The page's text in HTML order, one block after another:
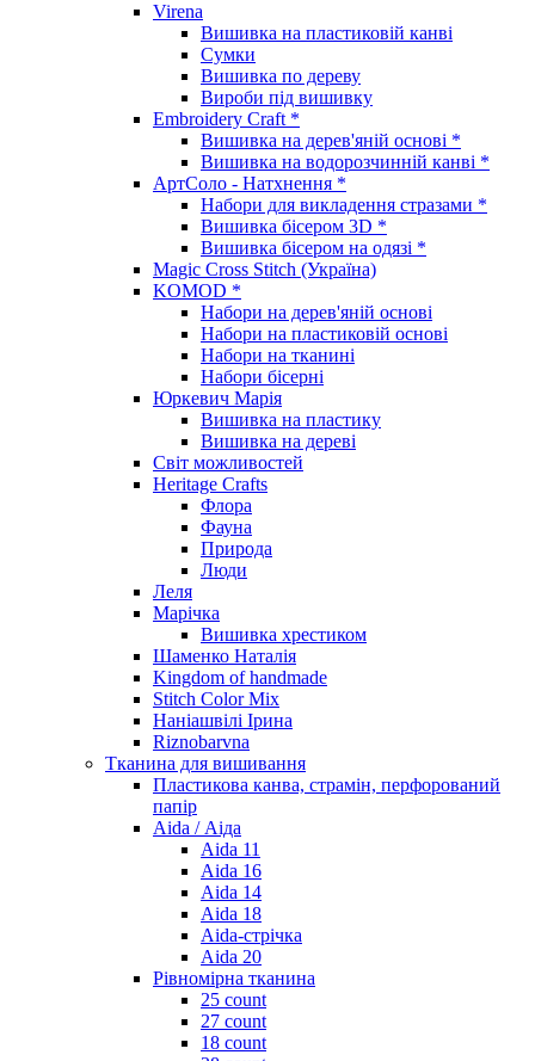
Virena
Вишивка на пластиковій канві
Сумки
Вишивка по дереву
Вироби під вишивку
Embroidery Craft *
Вишивка на дерев'яній основі *
Вишивка на водорозчинній канві *
АртСоло - Натхнення *
Набори для викладення стразами *
Вишивка бісером 3D *
Вишивка бісером на одязі *
Magic Cross Stitch (Україна)
KOMOD *
Набори на дерев'яній основі
Набори на пластиковій основі
Набори на тканині
Набори бісерні
Юркевич Марія
Вишивка на пластику
Вишивка на дереві
Світ можливостей
Heritage Crafts
Флора
Фауна
Природа
Люди
Леля
Марічка
Вишивка хрестиком
Шаменко Наталія
Kingdom of handmade
Stitch Color Mix
Наніашвілі Ірина
Riznobarvna
Тканина для вишивання
Пластикова канва, страмін, перфорований
папір
Aida / Аіда
Aida 11
Aida 16
Aida 14
Aida 18
Aida-стрічка
Aida 20
Рівномірна тканина
25 count
27 count
18 count